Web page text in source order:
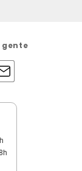
gente